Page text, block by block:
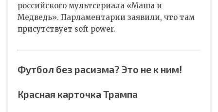
российского мультсериала «Маша и
Медведь». Парламентарии заявили, что там
присутствует soft power.
Футбол без расизма? Это не к ним!
Красная карточка Трампа